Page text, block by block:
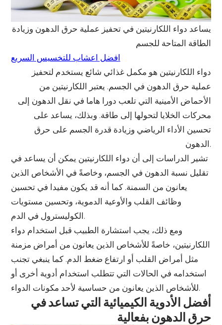
يساعد دواء اللكارنيتين في تحفيز عملية حرق الدهون وزيادة
الطاقة المتاحة للجسم
افضل اعشاب للتخسيس السريع
دواء اللكارنيتين هو مكمل غذائي شائع يستخدم لتحفيز
عملية حرق الدهون في الجسم. يعتبر اللكارنيتين من
الأحماض الأمينية التي تلعب دورا هاما في نقل الدهون إلى
محركات الخلايا لتحولها إلى طاقة. وبذلك، يساعد على
تحسين الأداء الرياضي وزيادة قدرة الجسم على حرق
الدهون.
تشير الدراسات إلى أن دواء اللكارنيتين يمكن أن يساعد في
تقليل نسبة الدهون في الجسم، وخاصةً في الأشخاص الذين
يعانون من السمنة. كما أنه قد يكون مفيدا في تحسين
وظائف القلب والأوعية الدموية، وتحسين مستويات
الكوليسترول في الدم.
ومع ذلك، يجب استشارة الطبيب قبل استخدام دواء
اللكارنيتين، خاصةً للأشخاص الذين يعانون من أمراض مزمنة
مثل أمراض القلب أو ارتفاع ضغط الدم. كما ينبغي تجنب
استخدامه في الحالات التي تتطلب استخدام أدوية أخرى أو
للأشخاص الذين يعانون من حساسية لأحد مكونات الدواء.
أفضل الأدوية الكيميائية التي تساعد في
حرق الدهون بفعالية